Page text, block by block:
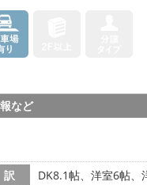
など
DK8.1帖、洋室6帖、